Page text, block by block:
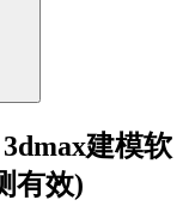
建模软
有效)